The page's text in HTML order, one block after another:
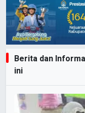
Berita dan
ini